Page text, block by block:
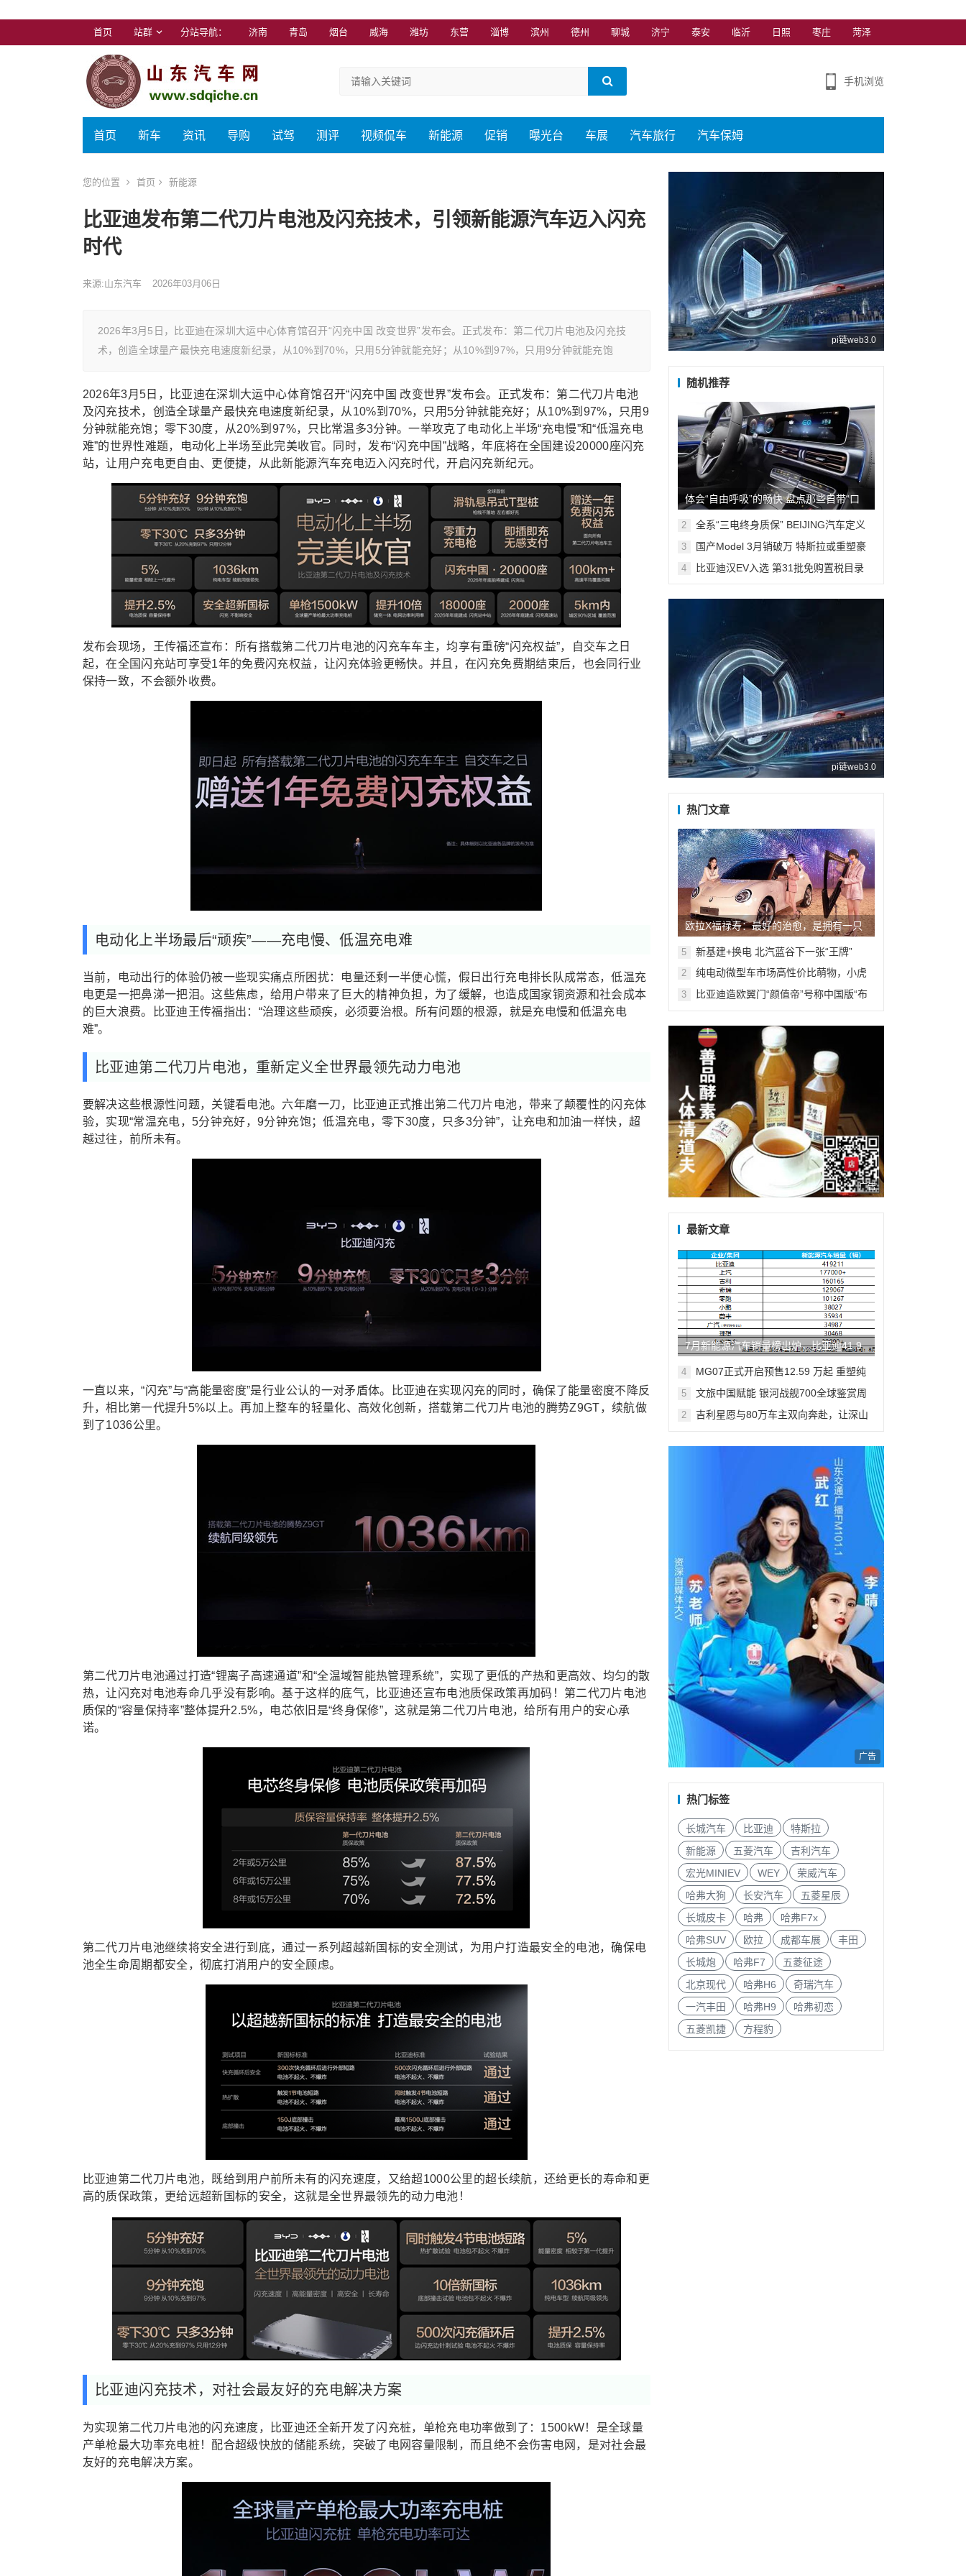
首页 站群 分站导航： 济南 青岛 烟台 威海 潍坊 东营 淄博 滨州 德州 聊城 济宁 泰安 临沂 日照 枣庄 菏泽
手机浏览
首页 新车 资讯 导购 试驾 测评 视频侃车 新能源 促销 曝光台 车展 汽车旅行 汽车保姆
您的位置 首页 新能源
比亚迪发布第二代刀片电池及闪充技术，引领新能源汽车迈入闪充
时代
来源:山东汽车 2026年03月06日
2026年3月5日，比亚迪在深圳大运中心体育馆召开“闪充中国 改变世界”发布会。正式发布：第二代刀片电池及闪充技
术，创造全球量产最快充电速度新纪录，从10%到70%，只用5分钟就能充好；从10%到97%，只用9分钟就能充饱
2026年3月5日，比亚迪在深圳大运中心体育馆召开“闪充中国 改变世界”发布会。正式发布：第二代刀片电池
及闪充技术， 创造全球量产最快充电速度新纪录，从10%到70%，只用5分钟就能充好；从10%到97%，只用9
分钟就能充饱；零下30度，从20%到97%，只比常温多3分钟。一举攻克了电动化上半场“充电慢”和“低温充电
难”的世界性难题，电动化上半场至此完美收官。同时，发布“闪充中国”战略，年底将在全国建设20000座闪充
站，让用户充电更自由、更便捷，从此新能源汽车充电迈入闪充时代，开启闪充新纪元。
发布会现场，王传福还宣布：所有搭载第二代刀片电池的闪充车车主，均享有重磅“闪充权益”，自交车之日
起，在全国闪充站可享受1年的免费闪充权益，让闪充体验更畅快。并且，在闪充免费期结束后，也会同行业
保持一致，不会额外收费。
电动化上半场最后“顽疾”——充电慢、低温充电难
当前，电动出行的体验仍被一些现实痛点所困扰：电量还剩一半便心慌，假日出行充电排长队成常态，低温充
电更是一把鼻涕一把泪。这些焦虑，给用户带来了巨大的精神负担，为了缓解，也造成国家铜资源和社会成本
的巨大浪费。比亚迪王传福指出：“治理这些顽疾，必须要治根。所有问题的根源，就是充电慢和低温充电
难”。
比亚迪第二代刀片电池，重新定义全世界最领先动力电池
要解决这些根源性问题，关键看电池。六年磨一刀，比亚迪正式推出第二代刀片电池，带来了颠覆性的闪充体
验，实现“常温充电，5分钟充好，9分钟充饱；低温充电，零下30度，只多3分钟”，让充电和加油一样快，超
越过往，前所未有。
一直以来，“闪充”与“高能量密度”是行业公认的一对矛盾体。比亚迪在实现闪充的同时，确保了能量密度不降反
升，相比第一代提升5%以上。再加上整车的轻量化、高效化创新，搭载第二代刀片电池的腾势Z9GT，续航做
到了1036公里。
第二代刀片电池通过打造“锂离子高速通道”和“全温域智能热管理系统”，实现了更低的产热和更高效、均匀的散
热，让闪充对电池寿命几乎没有影响。基于这样的底气，比亚迪还宣布电池质保政策再加码！第二代刀片电池
质保的“容量保持率”整体提升2.5%，电芯依旧是“终身保修”，这就是第二代刀片电池，给所有用户的安心承
诺。
第二代刀片电池继续将安全进行到底，通过一系列超越新国标的安全测试，为用户打造最安全的电池，确保电
池全生命周期都安全，彻底打消用户的安全顾虑。
比亚迪第二代刀片电池，既给到用户前所未有的闪充速度，又给超1000公里的超长续航，还给更长的寿命和更
高的质保政策，更给远超新国标的安全，这就是全世界最领先的动力电池！
比亚迪闪充技术，对社会最友好的充电解决方案
为实现第二代刀片电池的闪充速度，比亚迪还全新开发了闪充桩，单枪充电功率做到了：1500kW！是全球量
产单枪最大功率充电桩！配合超级快放的储能系统，突破了电网容量限制，而且绝不会伤害电网，是对社会最
友好的充电解决方案。
pi链web3.0
随机推荐
体会“自由呼吸”的畅快 盘点那些自带“口
罩”的新能源车型
2
全系“三电终身质保” BEIJING汽车定义
3
国产Model 3月销破万 特斯拉或重塑豪
4 比亚迪汉EV入选 第31批免购置税目录
pi链web3.0
热门文章
欧拉X福禄寿：最好的治愈，是拥有一只
懂你的“好猫”
5 ​新基建+换电 北汽蓝谷下一张“王牌”
2
纯电动微型车市场高性价比萌物，小虎
3
比亚迪造欧翼门“颜值帝”号称中国版“布
广告
最新文章
7月新能源汽车销量榜出炉，比亚迪41.9
万辆稳居榜首
4
MG07正式开启预售12.59 万起 重塑纯
5
文旅中国赋能 银河战舰700全球鉴赏周
2
吉利星愿与80万车主双向奔赴，让深山
广告
热门标签
长城汽车 比亚迪
特斯拉
新能源
五菱汽车
吉利汽车
宏光MINIEV
WEY
荣威汽车
哈弗大狗
长安汽车
五菱星辰
长城皮卡
哈弗
哈弗F7x
哈弗SUV
欧拉 成都车展
丰田
长城炮
哈弗F7
五菱征途
北京现代
哈弗H6
奇瑞汽车
一汽丰田
哈弗H9
哈弗初恋
五菱凯捷
方程豹